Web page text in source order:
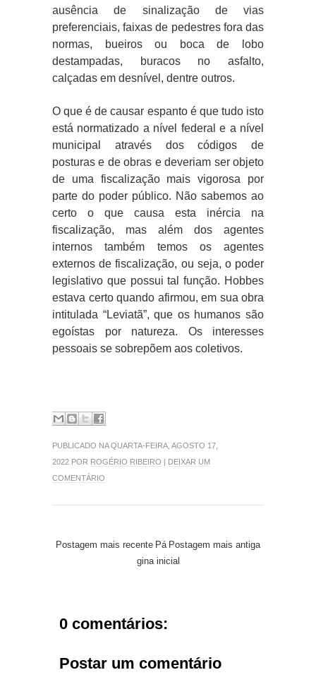
ausência de sinalização de vias
preferenciais, faixas de pedestres fora das
normas, bueiros ou boca de lobo
destampadas, buracos no asfalto,
calçadas em desnível, dentre outros.
O que é de causar espanto é que tudo isto
está normatizado a nível federal e a nível
municipal através dos códigos de
posturas e de obras e deveriam ser objeto
de uma fiscalização mais vigorosa por
parte do poder público. Não sabemos ao
certo o que causa esta inércia na
fiscalização, mas além dos agentes
internos também temos os agentes
externos de fiscalização, ou seja, o poder
legislativo que possui tal função. Hobbes
estava certo quando afirmou, em sua obra
intitulada “Leviatã”, que os humanos são
egoístas por natureza. Os interesses
pessoais se sobrepõem aos coletivos.
PUBLICADO NA QUARTA-FEIRA, AGOSTO 17,
2022 POR ROGÉRIO RIBEIRO | DEIXAR UM
COMENTÁRIO
Postagem mais recente Postagem mais antiga
Pá
gina inicial
0 comentários:
Postar um comentário